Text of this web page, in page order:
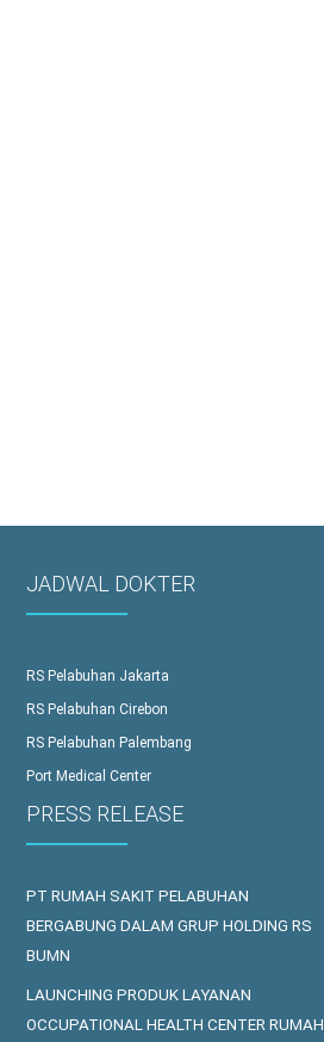
JADWAL DOKTER
RS Pelabuhan Jakarta
RS Pelabuhan Cirebon
RS Pelabuhan Palembang
Port Medical Center
PRESS RELEASE
PT RUMAH SAKIT PELABUHAN
BERGABUNG DALAM GRUP HOLDING RS
BUMN
LAUNCHING PRODUK LAYANAN
OCCUPATIONAL HEALTH CENTER RUMAH